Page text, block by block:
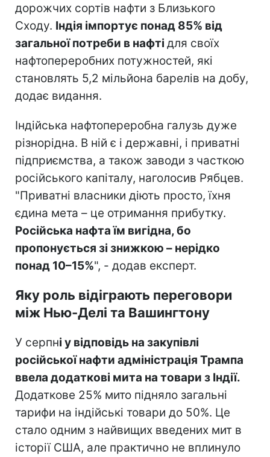
дорожчих сортів нафти з Близького
Сходу. Індія імпортує понад 85% від
загальної потреби в нафті для своїх
нафтопереробних потужностей, які
становлять 5,2 мільйона барелів на добу,
додає видання.
Індійська нафтопереробна галузь дуже
різнорідна. В ній є і державні, і приватні
підприємства, а також заводи з часткою
російського капіталу, наголосив Рябцев.
"Приватні власники діють просто, їхня
єдина мета – це отримання прибутку.
Російська нафта їм вигідна, бо
пропонується зі знижкою – нерідко
понад 10–15%", - додав експерт.
Яку роль відіграють переговори
між Нью-Делі та Вашингтону
У серпні у відповідь на закупівлі
російської нафти адміністрація Трампа
ввела додаткові мита на товари з Індії.
Додаткове 25% мито підняло загальні
тарифи на індійські товари до 50%. Це
стало одним з найвищих введених мит в
історії США, але практично не вплинуло